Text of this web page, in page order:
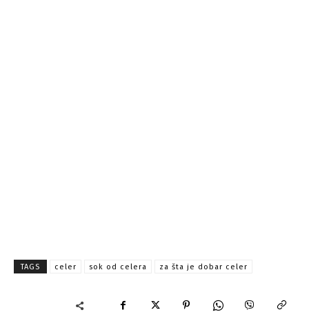
TAGS celer sok od celera za šta je dobar celer